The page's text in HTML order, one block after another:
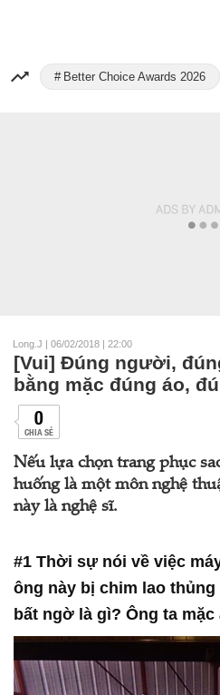
Better Choice Awards 2026
Long.J | 06/02/2018 | 22:00
[Vui] Đúng người,
bằng mặc đúng áo,
0
CHIA SẺ
Nếu lựa chọn trang phục
huống là một môn nghệ
này là nghệ sĩ.
#1 Thời sự nói về việc
ông này bị chim lao
bất ngờ là gì? Ông ta